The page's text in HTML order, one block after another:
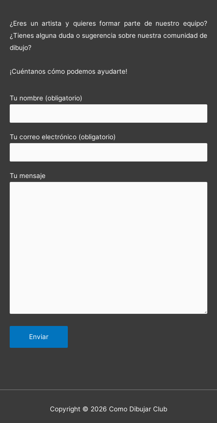
¿Eres un artista y quieres formar parte de nuestro equipo?
¿Tienes alguna duda o sugerencia sobre nuestra comunidad de
dibujo?
¡Cuéntanos cómo podemos ayudarte!
Tu nombre (obligatorio)
Tu correo electrónico (obligatorio)
Tu mensaje
Copyright © 2026 Como Dibujar Club